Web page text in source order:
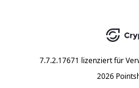
7.7.2.17671 lizenziert für
2026